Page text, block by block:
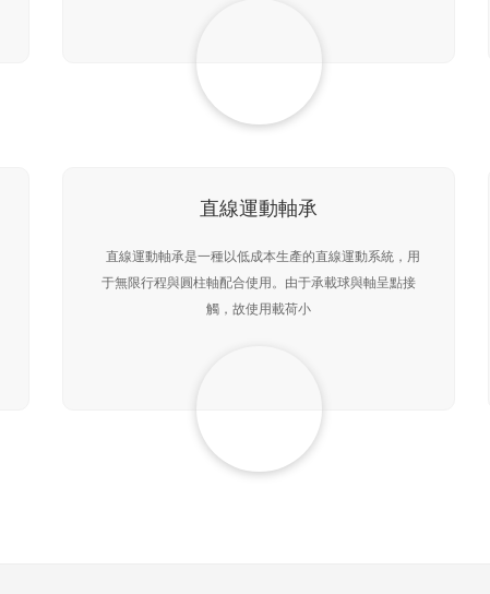
直線運動軸承
直線運動軸承是一種以低成本生產的直線運動系統，用
于無限行程與圓柱軸配合使用。由于承載球與軸呈點接
觸，故使用載荷小